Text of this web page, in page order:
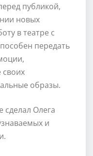
публикой,
новых
в театре с
передать
образы.
сделал Олега
и